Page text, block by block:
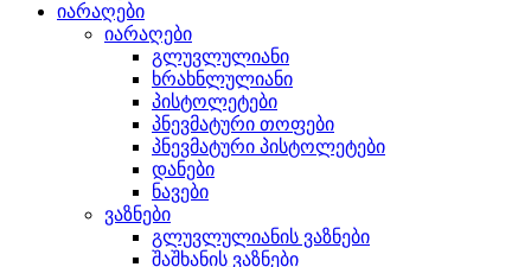
იარაღები
იარაღები
გლუვლულიანი
ხრახნლულიანი
პისტოლეტები
პნევმატური თოფები
პნევმატური პისტოლეტები
დანები
ნავები
ვაზნები
გლუვლულიანის ვაზნები
შაშხანის ვაზნები